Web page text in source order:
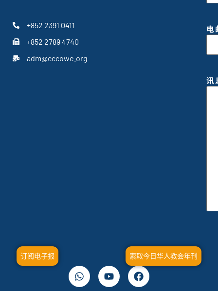
+852 2391 0411
+852 2789 4740
adm@cccowe.org
电
讯
订阅电子报 索取今日华人教会年刊